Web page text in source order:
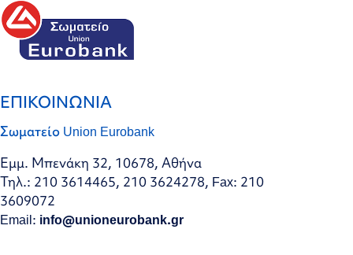
ΕΠΙΚΟΙΝΩΝΙΑ
Σωματείο Union Eurobank
Εμμ. Μπενάκη 32, 10678, Αθήνα
Τηλ.: 210 3614465, 210 3624278, Fax: 210
3609072
Email: info@unioneurobank.gr